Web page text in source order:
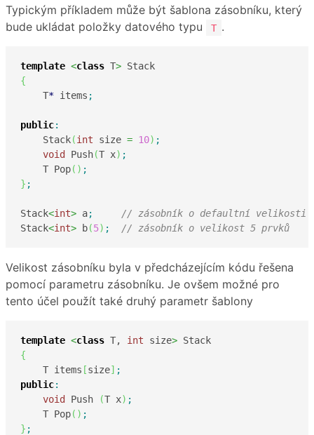
Typickým příkladem může být šablona zásobníku, který
bude ukládat položky datového typu
T .
template <class T>
{
    T
* items ;
public:
    Stack
(int size = 10) ;
void
Push(T x) ;
    T Pop
( ) ;
} ;
Stack<int> a;
// zásobník o defaultní velikosti
Stack<int> b(5) ; // zásobník o velikost 5 prvků
Velikost zásobníku byla v předcházejícím kódu řešena
pomocí parametru zásobníku. Je ovšem možné pro
tento účel použít také druhý parametr šablony
template <class T, int size>
{
    T items
[size] ;
public:
void
Push (T x) ;
    T Pop
( ) ;
} ;